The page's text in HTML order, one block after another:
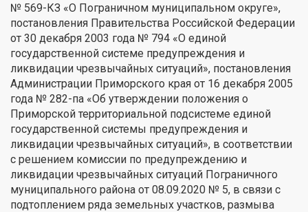
№ 569-КЗ «О Пограничном муниципальном округе»,
постановления Правительства Российской Федерации
от 30 декабря 2003 года № 794 «О единой
государственной системе предупреждения и
ликвидации чрезвычайных ситуаций», постановления
Администрации Приморского края от 16 декабря 2005
года № 282-па «Об утверждении положения о
Приморской территориальной подсистеме единой
государственной системы предупреждения и
ликвидации чрезвычайных ситуаций», в соответствии
с решением комиссии по предупреждению и
ликвидации чрезвычайных ситуаций Пограничного
муниципального района от 08.09.2020 № 5, в связи с
подтоплением ряда земельных участков, размыва